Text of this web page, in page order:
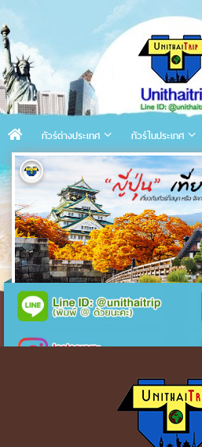
ทัวร์ต่างประเทศ ทัวร์ในประเทศ